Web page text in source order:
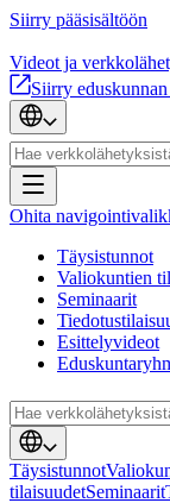
Siirry pääsisältöön
Videot ja
Siirry
Ohita
Täysistunnot
Valiokuntien
Seminaarit
Esittelyvideot
Täysistunnot
tilaisuudetSeminaarit